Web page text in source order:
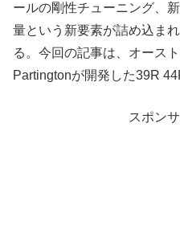
ールの剛性チューニング、
量という新要素が詰め込ま
る。今回の記事は、オース
Partingtonが開発した39R
スポン